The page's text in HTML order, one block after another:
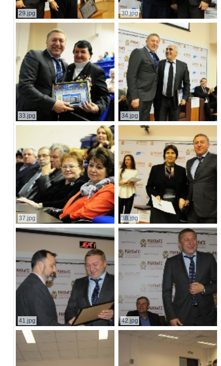
29.jpg 30.jpg
33.jpg 34.jpg
37.jpg 38.jpg
41.jpg 42.jpg